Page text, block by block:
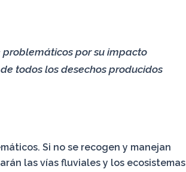
por su impacto
todos los desechos producidos
Si no se recogen y manejan
las vías fluviales y los ecosistemas